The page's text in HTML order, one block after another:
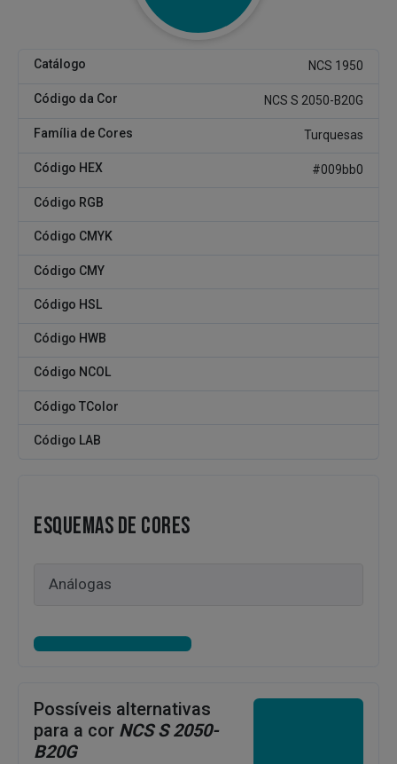
Catálogo NCS 1950
Código da Cor NCS S 2050-B20G
Família de Cores Turquesas
Código HEX #009bb0
Código RGB
Código CMYK
Código CMY
Código HSL
Código HWB
Código NCOL
Código TColor
Código LAB
ESQUEMAS DE CORES
Possíveis alternativas
para a cor NCS S 2050-
B20G